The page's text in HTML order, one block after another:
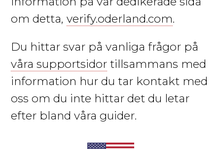
om detta,verify.oderland.com.
Du hittar svar på vanliga frågor på
våra supportsidor tillsammans med
information hur du tar kontakt med
oss om du inte hittar det du letar
efter bland våra guider.